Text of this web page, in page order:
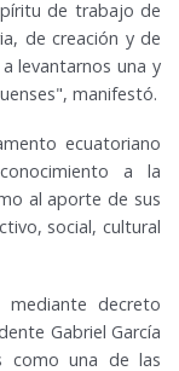
de trabajo de
de creación y de
levantarnos una y
manifestó.
ecuatoriano
a la
al aporte de sus
social, cultural
decreto
Gabriel García
como una de las